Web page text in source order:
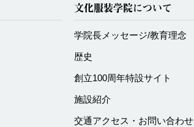
文化服装学院について
学院長メッセージ/教育理念
歴史
創立100周年特設サイト
施設紹介
交通アクセス・お問い合わせ